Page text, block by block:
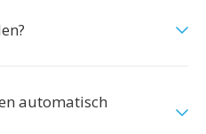
automatisch